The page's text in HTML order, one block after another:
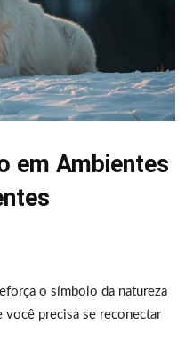
em Ambientes
o símbolo da natureza
precisa se reconectar